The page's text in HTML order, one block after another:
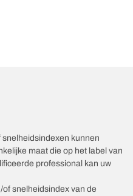
kunnen
maat die op het label van
professional kan uw
snelheidsindex van de